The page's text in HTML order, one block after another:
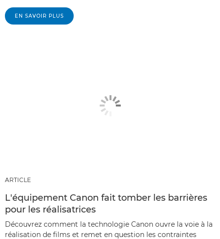
EN SAVOIR PLUS
ARTICLE
L'équipement Canon fait tomber les barrières
pour les réalisatrices
Découvrez comment la technologie Canon ouvre la voie à la
réalisation de films et remet en question les contraintes